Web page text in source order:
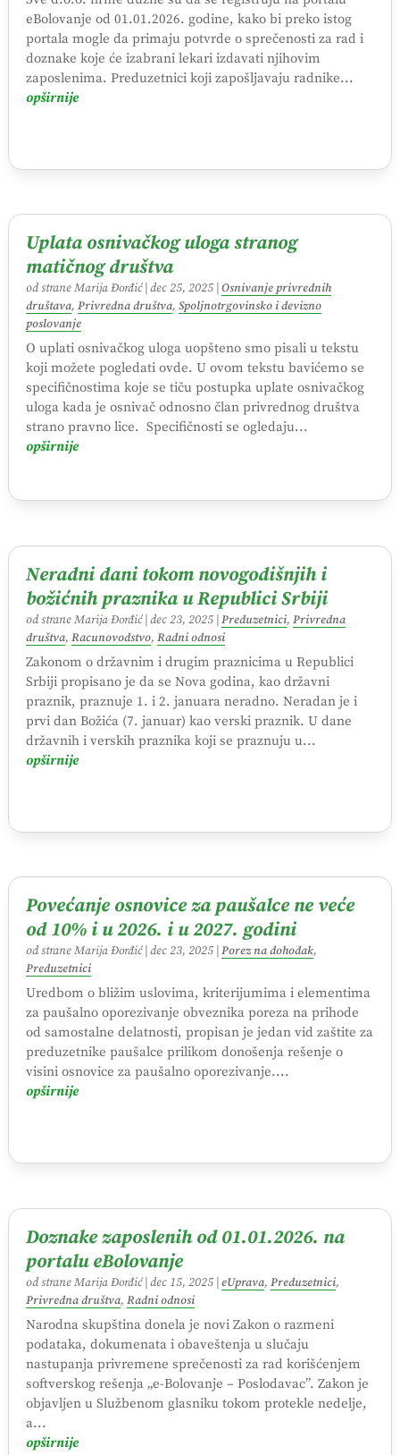
eBolovanje od 01.01.2026. godine, kako bi preko istog
portala mogle da primaju potvrde o sprečenosti za rad i
doznake koje će izabrani lekari izdavati njihovim
zaposlenima. Preduzetnici koji zapošljavaju radnike...
opširnije
Uplata osnivačkog uloga stranog
matičnog društva
od straneMarija Đorđić| dec 25, 2025| Osnivanje privrednih
društava, Privredna društva, Spoljnotrgovinsko i devizno
poslovanje
O uplati osnivačkog uloga uopšteno smo pisali u tekstu
koji možete pogledati ovde. U ovom tekstu bavićemo se
specifičnostima koje se tiču postupka uplate osnivačkog
uloga kada je osnivač odnosno član privrednog društva
strano pravno lice. Specifičnosti se ogledaju...
opširnije
Neradni dani tokom novogodišnjih i
božićnih praznika u Republici Srbiji
od straneMarija Đorđić| dec 23, 2025| Preduzetnici, Privredna
društva, Racunovodstvo, Radni odnosi
Zakonom o državnim i drugim praznicima u Republici
Srbiji propisano je da se Nova godina, kao državni
praznik, praznuje 1. i 2. januara neradno. Neradan je i
prvi dan Božića (7. januar) kao verski praznik. U dane
državnih i verskih praznika koji se praznuju u...
opširnije
Povećanje osnovice za paušalce ne veće
od 10% i u 2026. i u 2027. godini
od straneMarija Đorđić| dec 23, 2025| Porez na dohodak,
Preduzetnici
Uredbom o bližim uslovima, kriterijumima i elementima
za paušalno oporezivanje obveznika poreza na prihode
od samostalne delatnosti, propisan je jedan vid zaštite za
preduzetnike paušalce prilikom donošenja rešenje o
visini osnovice za paušalno oporezivanje....
opširnije
Doznake zaposlenih od 01.01.2026. na
portalu eBolovanje
od straneMarija Đorđić| dec 15, 2025| eUprava, Preduzetnici,
Privredna društva, Radni odnosi
Narodna skupština donela je novi Zakon o razmeni
podataka, dokumenata i obaveštenja u slučaju
nastupanja privremene sprečenosti za rad korišćenjem
softverskog rešenja „e-Bolovanje – Poslodavac”. Zakon je
objavljen u Službenom glasniku tokom protekle nedelje,
a...
opširnije